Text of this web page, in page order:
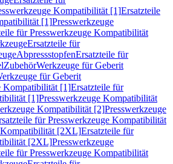
Kompatibilität [1]Ersatzteile
[1]Presswerkzeuge
für Presswerkzeuge Kompatibilität
Ersatzteile für
AbpressstopfenErsatzteile für
ZubehörWerkzeuge für Geberit
für Geberit
Kompatibilität [1]Ersatzteile für
[1]Presswerkzeuge Kompatibilität
Kompatibilität [2]Presswerkzeuge
für Presswerkzeuge Kompatibilität
Kompatibilität [2XL]Ersatzteile für
[2XL]Presswerkzeuge
für Presswerkzeuge Kompatibilität